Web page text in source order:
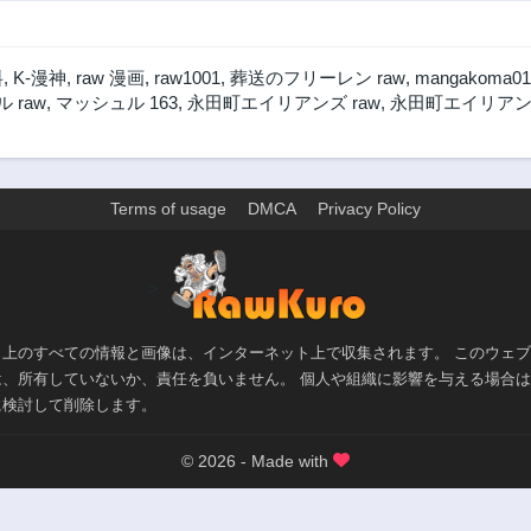
, K-漫神, raw 漫画, raw1001, 葬送のフリーレン raw, mangakoma01
raw, マッシュル 163, 永田町エイリアンズ raw, 永田町エイリア
Terms of usage DMCA Privacy Policy
のすべての情報と画像は、インターネット上で収集されます。 このウェ
所有していないか、責任を負いません。 個人や組織に影響を与える場合
討して削除します。
© 2026 - Made with